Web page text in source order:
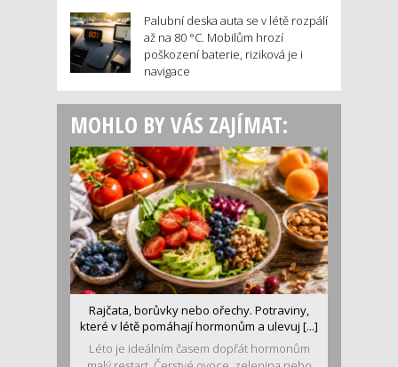
Palubní deska auta se v létě rozpálí
až na 80 °C. Mobilům hrozí
poškození baterie, riziková je i
navigace
MOHLO BY VÁS ZAJÍMAT:
Rajčata, borůvky nebo ořechy. Potraviny,
které v létě pomáhají hormonům a ulevuj [...]
Léto je ideálním časem dopřát hormonům